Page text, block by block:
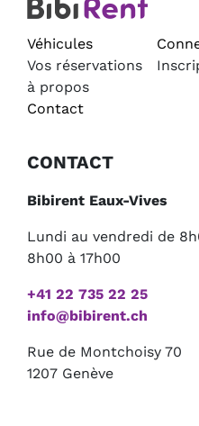
Véhicules
Vos réservations
à propos
Contact
CONTACT
Bibirent Eaux-Vives
Lundi au vendredi de
8h00 à 17h00
+41 22 735 22 25
info@bibirent.ch
Rue de Montchoisy 70
1207 Genève